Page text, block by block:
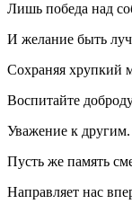
Лишь победа над
И желание быть
Сохраняя хрупкий
Воспитайте
Уважение к другим.
Пусть же память
Направляет нас